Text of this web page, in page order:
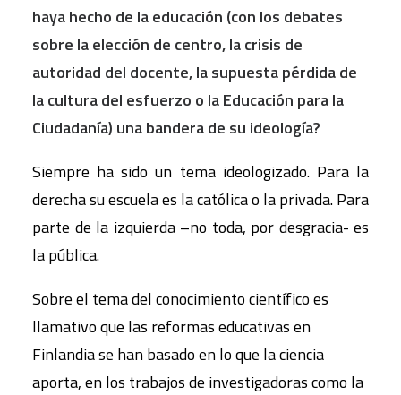
haya hecho de la educación (con los debates
sobre la elección de centro, la crisis de
autoridad del docente, la supuesta pérdida de
la cultura del esfuerzo o la Educación para la
Ciudadanía) una bandera de su ideología?
Siempre ha sido un tema ideologizado. Para la
derecha su escuela es la católica o la privada. Para
parte de la izquierda –no toda, por desgracia- es
la pública.
Sobre el tema del conocimiento científico es
llamativo que las reformas educativas en
Finlandia se han basado en lo que la ciencia
aporta, en los trabajos de investigadoras como la